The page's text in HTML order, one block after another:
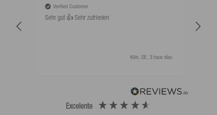
Excelente
Verified Customer
Sehr gut 👍 Sehr zufrieden
Köln, DE, 3 hace días